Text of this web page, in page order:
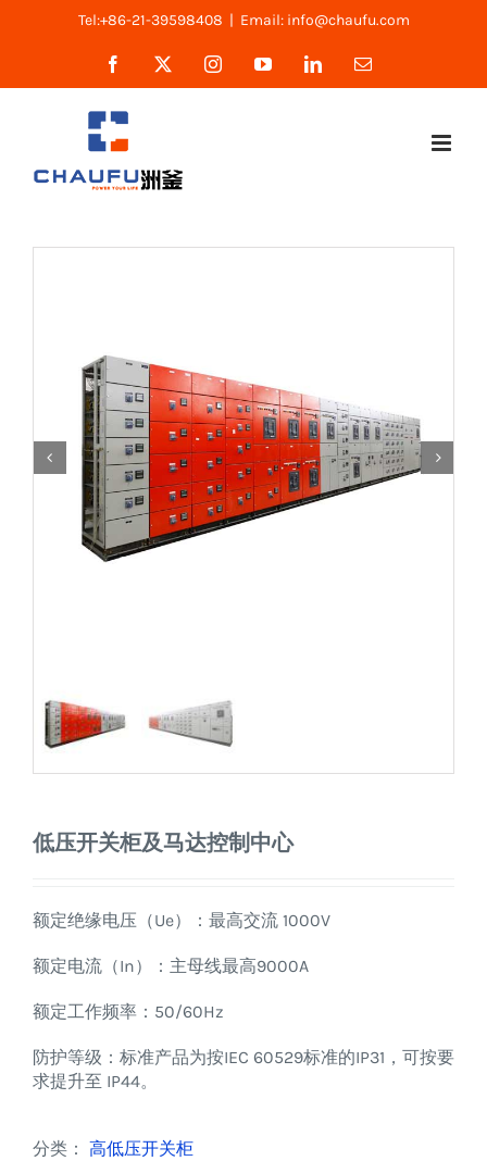
Tel:+86-21-39598408 | Email: info@chaufu.com
Facebook InstagramYouTubeLinkedInEmail
低压开关柜及马达控制中心
额定绝缘电压（Ue）：最高交流 1000V
额定电流（In）：主母线最高9000A
额定工作频率：50/60Hz
防护等级：标准产品为按IEC 60529标准的IP31，可按要
求提升至 IP44。
分类： 高低压开关柜